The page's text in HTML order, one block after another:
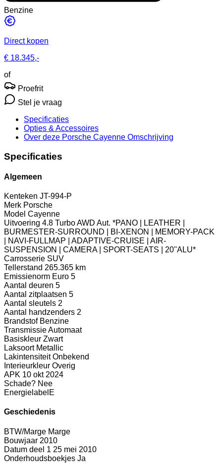
Benzine
Direct kopen
€ 18.345,-
of
Proefrit
Stel je vraag
Specificaties
Opties & Accessoires
Over deze Porsche Cayenne Omschrijving
Specificaties
Algemeen
Kenteken JT-994-P
Merk Porsche
Model Cayenne
Uitvoering 4.8 Turbo AWD Aut. *PANO | LEATHER |
BURMESTER-SURROUND | BI-XENON | MEMORY-PACK
| NAVI-FULLMAP | ADAPTIVE-CRUISE | AIR-
SUSPENSION | CAMERA | SPORT-SEATS | 20''ALU*
Carrosserie SUV
Tellerstand 265.365 km
Emissienorm Euro 5
Aantal deuren 5
Aantal zitplaatsen 5
Aantal sleutels 2
Aantal handzenders 2
Brandstof Benzine
TransmissieAutomaat
Basiskleur Zwart
Laksoort Metallic
Lakintensiteit Onbekend
Interieurkleur Overig
APK 10 okt 2024
Schade? Nee
Energielabel E
Geschiedenis
BTW/Marge Marge
Bouwjaar 2010
Datum deel 1 25 mei 2010
Onderhoudsboekjes Ja